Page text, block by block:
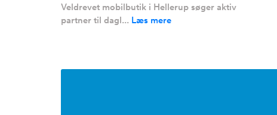
Veldrevet mobilbutik i Hellerup søger aktiv
partner til dagl... Læs mere